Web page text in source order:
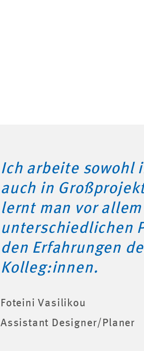
Ich arbeite sowohl
auch in
lernt man vor
unterschiedlichen
den Erfahrungen
Kolleg:innen.
Foteini Vasilikou
Assistant Designer/Planer